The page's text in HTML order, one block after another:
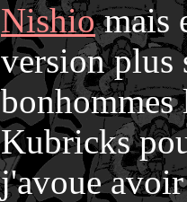
Nishiomais
version plus
bonhommes
Kubricks
j'avoue